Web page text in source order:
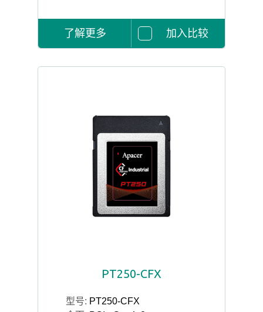
了解更多 加入比较
PT250-CFX
型号: PT250-CFX